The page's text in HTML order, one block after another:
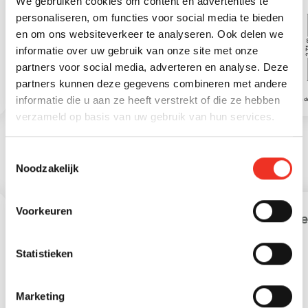
personaliseren, om functies voor social media te bieden
en om ons websiteverkeer te analyseren. Ook delen we
informatie over uw gebruik van onze site met onze
partners voor social media, adverteren en analyse. Deze
partners kunnen deze gegevens combineren met andere
informatie die u aan ze heeft verstrekt of die ze hebben
verzameld op basis van uw gebruik van hun services.
Noodzakelijk
Voorkeuren
Statistieken
Marketing
Externe bergruimte 6 m2
Leeftijd in gemeente